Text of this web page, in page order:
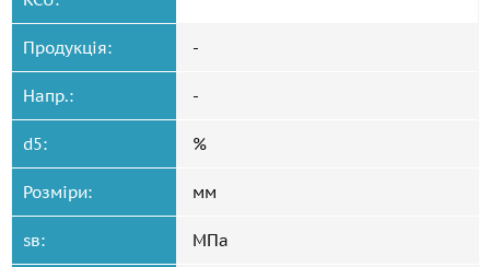
Продукція: -
Напр.: -
d5: %
Розміри: мм
sв: МПа